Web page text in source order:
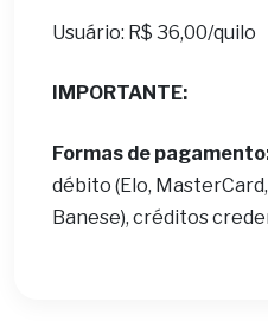
Usuário: R$ 36,00/quilo
IMPORTANTE:
Formas de
débito (Elo,
Banese), créditos